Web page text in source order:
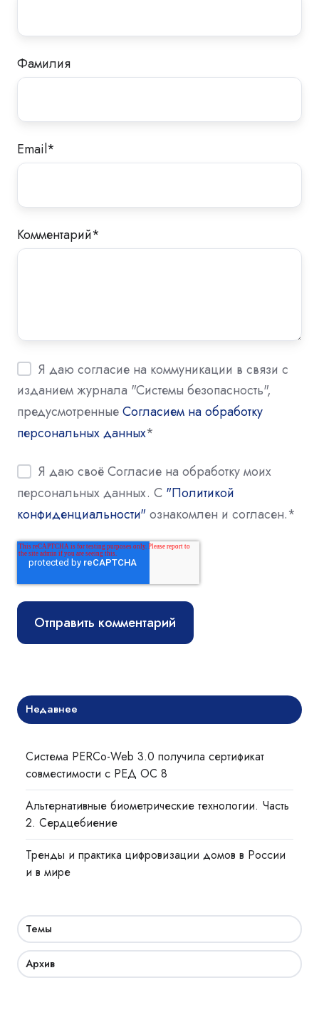
Фамилия
Email*
Комментарий*
Я даю согласие на коммуникации в связи с
изданием журнала "Системы безопасность",
предусмотренныеСогласием на обработку
персональных данных*
Я даю своё Согласие на обработку моих
персональных данных. С "Политикой
конфиденциальности"ознакомлен и согласен.*
Недавнее
Система PERCo-Web 3.0 получила сертификат
совместимости с РЕД ОС 8
Альтернативные биометрические технологии. Часть
2. Сердцебиение
Тренды и практика цифровизации домов в России
и в мире
Темы
Архив